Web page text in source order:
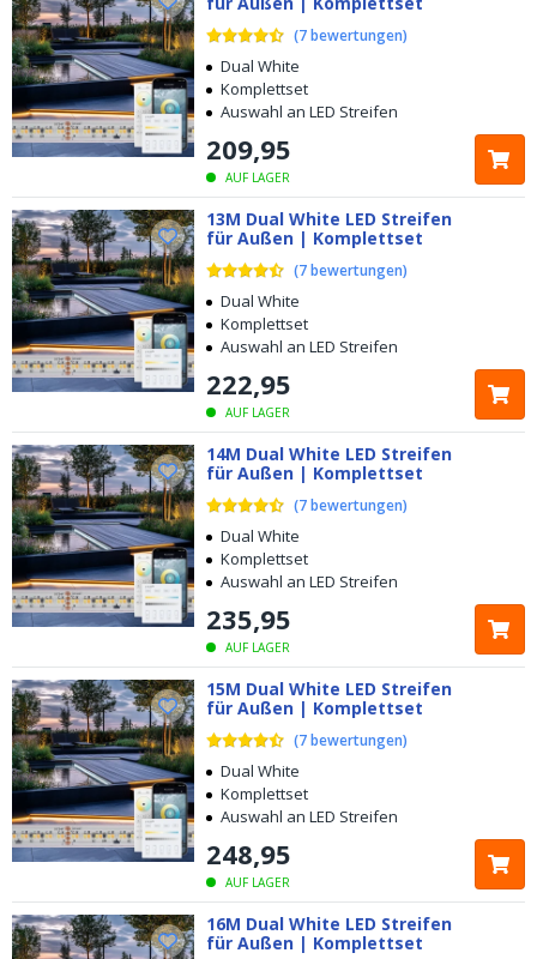
(7bewertungen)
AUF LAGER
209,95
Dual White
Komplettset
Auswahl an LED Streifen
13M Dual White LED Streifen
für Außen | Komplettset
(7bewertungen)
AUF LAGER
222,95
Dual White
Komplettset
Auswahl an LED Streifen
14M Dual White LED Streifen
für Außen | Komplettset
(7bewertungen)
AUF LAGER
235,95
Dual White
Komplettset
Auswahl an LED Streifen
15M Dual White LED Streifen
für Außen | Komplettset
(7bewertungen)
AUF LAGER
248,95
Dual White
Komplettset
Auswahl an LED Streifen
16M Dual White LED Streifen
für Außen | Komplettset